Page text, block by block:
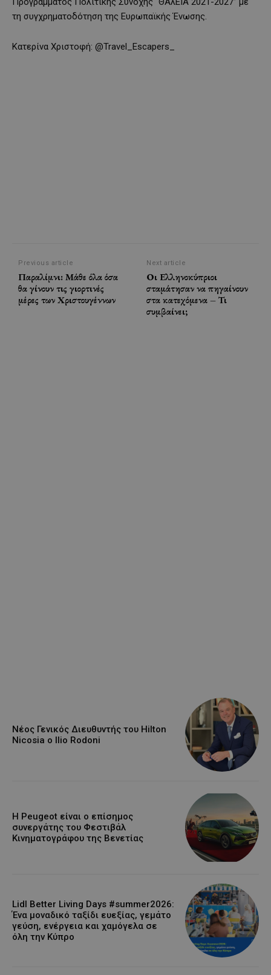
τη συγχρηματοδότηση της Ευρωπαϊκής Ένωσης.
Κατερίνα Χριστοφή: @Travel_Escapers_
Previous article
Παραλίμνι: Μάθε όλα όσα
θα γίνουν τις γιορτινές
μέρες των Χριστουγέννων
Next article
Οι Ελληνοκύπριοι
σταμάτησαν να πηγαίνουν
στα κατεχόμενα – Τι
συμβαίνει;
Νέος Γενικός Διευθυντής του Hilton
Nicosia ο Ilio Rodoni
Η Peugeot είναι ο επίσημος
συνεργάτης του Φεστιβάλ
Κινηματογράφου της Βενετίας
Lidl Better Living Days #summer2026:
Ένα μοναδικό ταξίδι ευεξίας, γεμάτο
γεύση, ενέργεια και χαμόγελα σε
όλη την Κύπρο